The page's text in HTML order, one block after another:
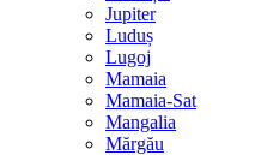
Jupiter
Luduș
Lugoj
Mamaia
Mamaia-Sat
Mangalia
Mărgău